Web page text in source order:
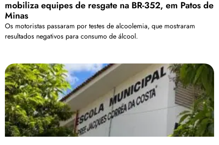
mobiliza equipes de resgate na BR-352, em Patos de
Minas
Os motoristas passaram por testes de alcoolemia, que mostraram
resultados negativos para consumo de álcool.